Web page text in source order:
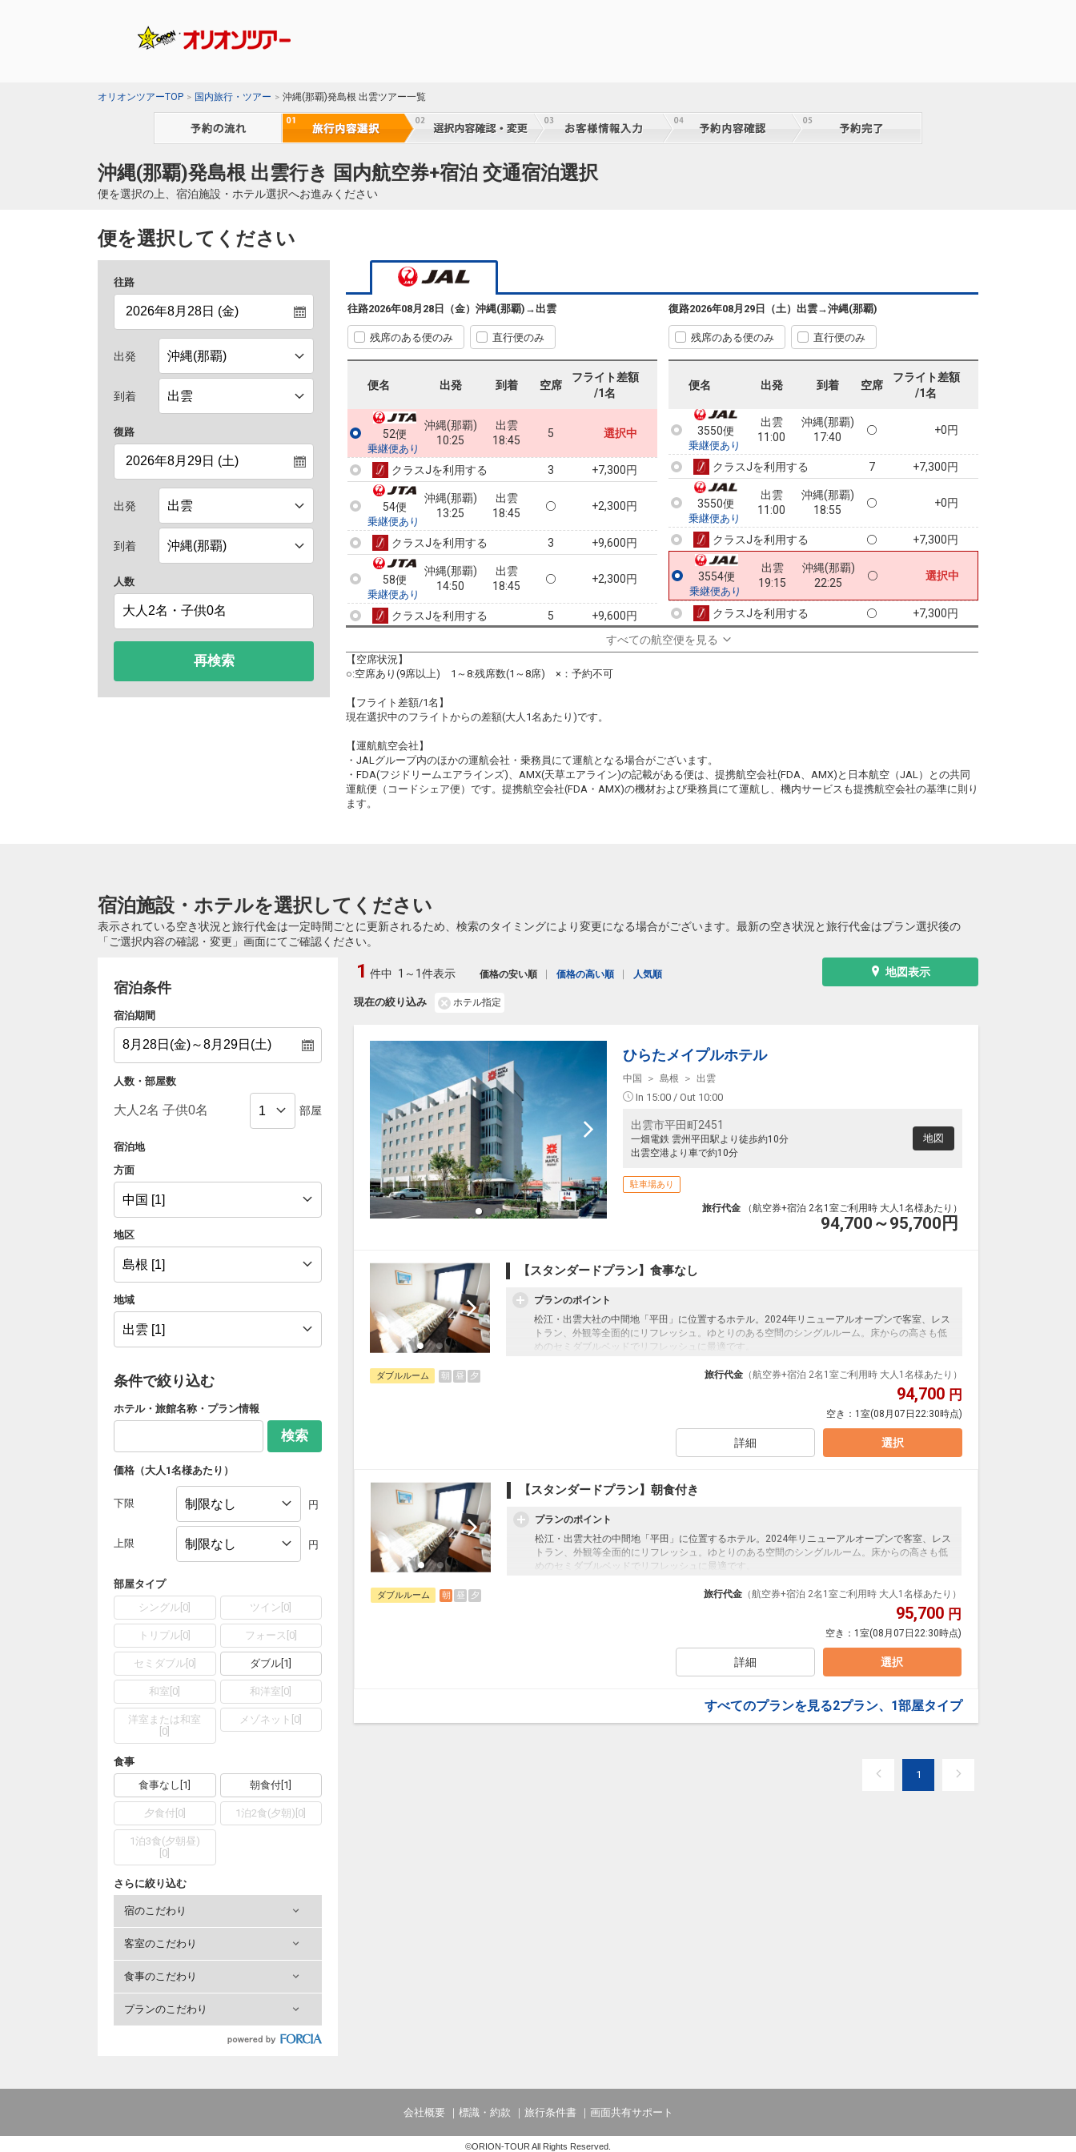
オリオンツアーTOP 国内旅行・ツアー 沖縄(那覇)発島根 出雲ツアー一覧
沖縄(那覇)発島根 出雲行き 国内航空券+宿泊 交通宿泊選択
便を選択の上、宿泊施設・ホテル選択へお進みください
便を選択してください
往路
出発
到着
復路
出発
到着
人数
再検索
往路2026年08月28日（金） 沖縄(那覇) →出雲
残席のある便のみ 直行便のみ
便名 出発 到着 空席
フライト差額
/1名
52便
乗継便あり
沖縄(那覇)
10:25
出雲
18:45
5 選択中
クラスJを利用する 3 +7,300円
54便
乗継便あり
沖縄(那覇)
13:25
出雲
18:45
+2,300円
クラスJを利用する 3 +9,600円
58便
乗継便あり
沖縄(那覇)
14:50
出雲
18:45
+2,300円
クラスJを利用する 5 +9,600円
2062便
乗継便あり
+2,300円
復路2026年08月29日（土） 出雲→沖縄(那覇)
残席のある便のみ 直行便のみ
便名 出発 到着 空席
フライト差額
/1名
3550便
出雲
11:00
沖縄(那覇)
14:45
+2,300円
クラスJを利用する 8 +9,600円
3550便
乗継便あり
出雲
11:00
沖縄(那覇)
17:40
+0円
クラスJを利用する 7 +7,300円
3550便
乗継便あり
出雲
11:00
沖縄(那覇)
18:55
+0円
クラスJを利用する +7,300円
3554便
乗継便あり
出雲
19:15
沖縄(那覇)
22:25
選択中
クラスJを利用する +7,300円
すべての航空便を見る
【空席状況】
○:空席あり(9席以上) 1～8:残席数(1～8席) ×：予約不可
【フライト差額/1名】
現在選択中のフライトからの差額(大人1名あたり)です。
【運航航空会社】
・JALグループ内のほかの運航会社・乗務員にて運航となる場合がございます。
・FDA(フジドリームエアラインズ)、AMX(天草エアライン)の記載がある便は、提携航空会社(FDA、AMX)と日本航空（JAL）との共同
運航便（コードシェア便）です。提携航空会社(FDA・AMX)の機材および乗務員にて運航し、機内サービスも提携航空会社の基準に則り
ます。
宿泊施設・ホテルを選択してください
表示されている空き状況と旅行代金は一定時間ごとに更新されるため、検索のタイミングにより変更になる場合がございます。最新の空き状況と旅行代金はプラン選択後の
「ご選択内容の確認・変更」画面にてご確認ください。
宿泊条件
宿泊期間
人数・部屋数
部屋
宿泊地
方面
地区
地域
条件で絞り込む
ホテル・旅館名称・プラン情報
検索
価格（大人1名様あたり）
下限 円
上限 円
部屋タイプ
シングル 0 ツイン 0
トリプル 0 フォース 0]
セミダブル[ 0] ダブル 1
和室 0 和洋室 0
洋室または和室
0
メゾネット 0
食事
食事なし 1 朝食付 1
夕食付 0] 1泊2食(夕朝) 0
1泊3食(夕朝昼)
0
さらに絞り込む
宿のこだわり
客室のこだわり
食事のこだわり
プランのこだわり
地図表示
現在の絞り込み ホテル指定
1 件中 1～1件表示 価格の安い順 価格の高い順 人気順
ひらたメイプルホテル
中国 島根 出雲
In 15:00 / Out 10:00
出雲市平田町2451
一畑電鉄 雲州平田駅より徒歩約10分
出雲空港より車で約10分
地図
駐車場あり
旅行代金 （航空券+宿泊 2名1室ご利用時 大人1名様あたり）
94,700～95,700 円
【スタンダードプラン】食事なし
プランのポイント
松江・出雲大社の中間地「平田」に位置するホテル。2024年リニューアルオープンで客室、レス
トラン、外観等全面的にリフレッシュ。ゆとりのある空間のシングルルーム。床からの高さも低
めのセミダブルベッドでリフレッシュに最適です。
ダブルルーム 朝 昼 夕 旅行代金 （航空券+宿泊 2名1室ご利用時 大人1名様あたり）
94,700 円
空き： 1室(08月07日22:30時点)
詳細 選択
【スタンダードプラン】朝食付き
プランのポイント
松江・出雲大社の中間地「平田」に位置するホテル。2024年リニューアルオープンで客室、レス
トラン、外観等全面的にリフレッシュ。ゆとりのある空間のシングルルーム。床からの高さも低
めのセミダブルベッドでリフレッシュに最適です。
ダブルルーム 朝 昼 夕 旅行代金 （航空券+宿泊 2名1室ご利用時 大人1名様あたり）
95,700 円
空き： 1室(08月07日22:30時点)
詳細 選択
すべてのプランを見る2プラン、1部屋タイプ
1
会社概要 標識・約款 旅行条件書 画面共有サポート
©ORION-TOUR All Rights Reserved.